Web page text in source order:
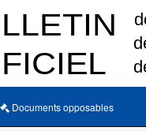
Documents opposables